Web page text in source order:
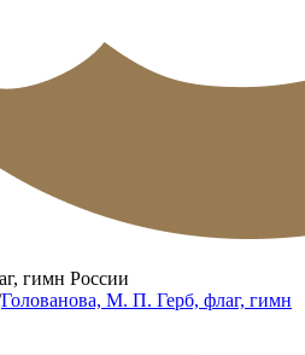
гимн России
Голованова, М. П. Герб, флаг, гимн